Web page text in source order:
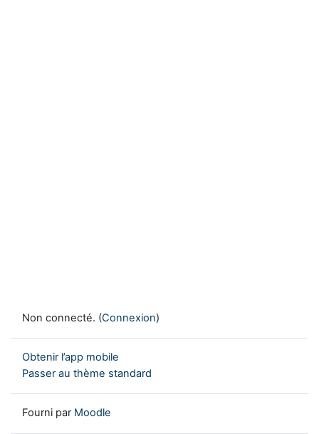
Non connecté. (Connexion)
Obtenir l’app mobile
Passer au thème standard
Fourni par Moodle